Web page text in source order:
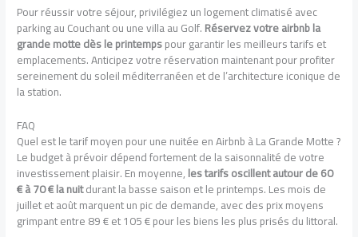
Pour réussir votre séjour, privilégiez un logement climatisé avec
parking au Couchant ou une villa au Golf.Réservez votre airbnb la
grande motte dès le printempspour garantir les meilleurs tarifs et
emplacements. Anticipez votre réservation maintenant pour profiter
sereinement du soleil méditerranéen et de l’architecture iconique de
la station.
FAQ
Quel est le tarif moyen pour une nuitée en Airbnb à La Grande Motte ?
Le budget à prévoir dépend fortement de la saisonnalité de votre
investissement plaisir. En moyenne,les tarifs oscillent autour de 60
€ à 70 € la nuitdurant la basse saison et le printemps. Les mois de
juillet et août marquent un pic de demande, avec des prix moyens
grimpant entre 89 € et 105 € pour les biens les plus prisés du littoral.